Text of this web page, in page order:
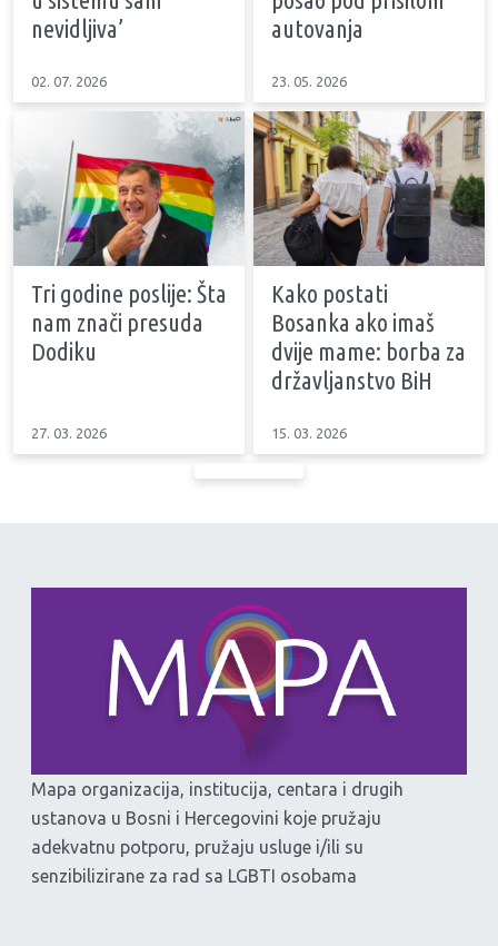
nevidljiva’
02. 07. 2026
autovanja
23. 05. 2026
Tri godine poslije: Šta
nam znači presuda
Dodiku
27. 03. 2026
Kako postati
Bosanka ako imaš
dvije mame: borba za
državljanstvo BiH
15. 03. 2026
Mapa organizacija, institucija, centara i drugih
ustanova u Bosni i Hercegovini koje pružaju
adekvatnu potporu, pružaju usluge i/ili su
senzibilizirane za rad sa LGBTI osobama